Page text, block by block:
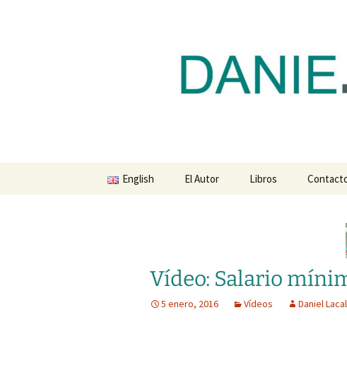
dlacalle.com
English El Autor Libros
Vídeo: Salario
5 enero, 2016 Vídeos Daniel